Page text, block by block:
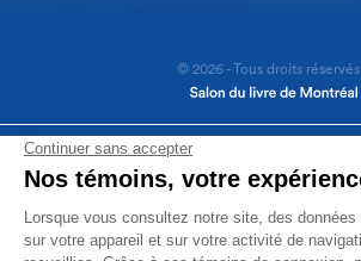
© 2026 - Tous droits réservés